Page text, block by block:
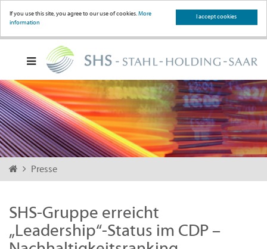
I accept cookies
If you use this site, you agree to our use of cookies.More
information
Presse
SHS-Gruppe erreicht
„Leadership“-Status im CDP –